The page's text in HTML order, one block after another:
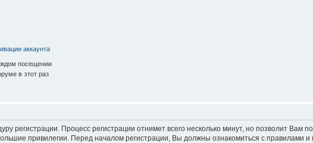
аккаунта
посещении
в этот раз
регистрации. Процесс регистрации отнимет всего несколько минут, но позволит
привилегии. Перед началом регистрации, Вы должны ознакомиться с